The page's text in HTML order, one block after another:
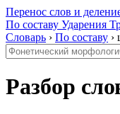
Перенос слов и
По составу Ударения
Словарь › По составу ›
Разбор